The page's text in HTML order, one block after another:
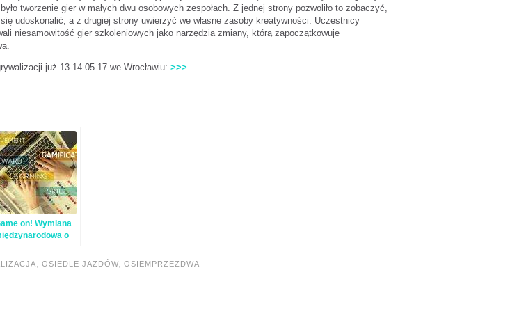
tworzenie gier w małych dwu osobowych zespołach. Z jednej strony pozwoliło to zobaczyć,
udoskonalić, a z drugiej strony uwierzyć we własne zasoby kreatywności. Uczestnicy
niesamowitość gier szkoleniowych jako narzędzia zmiany, którą zapoczątkowuje
już 13-14.05.17 we Wrocławiu: >>>
on! Wymiana
o
Edukacji
OSIEDLE JAZDÓW OSIEMPRZEZDWA -